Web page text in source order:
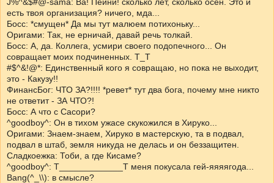
есть твоя организация? ничего, мда...
Босс: *смущен* Да мы тут малюем потихоньку...
Оригами: Так, не ерничай, давай речь толкай.
Босс: А, да. Коллега, усмири своего подопечного... Он
совращает моих подчиненных. Т_Т
#$^&!@*: Единственный кого я совращаю, но пока не выходит,
это - Какузу!!
ФинансБог: ЧТО ЗА?!!!! *ревет* тут два бога, почему мне никто
не ответит - ЗА ЧТО?!
Босс: А что с Сасори?
^goodboy^: Он в тихом ужасе скукожился в Хируко...
Оригами: Знаем-знаем, Хируко в мастерскую, та в подвал,
подвал в штаб, земля никуда не делась и он беззащитен.
Сладкоежка: Тоби, а где Кисаме?
^goodboy^: Т_____________Т меня покусала гей-яяяягода...
Bang(^_\\): в смысле?